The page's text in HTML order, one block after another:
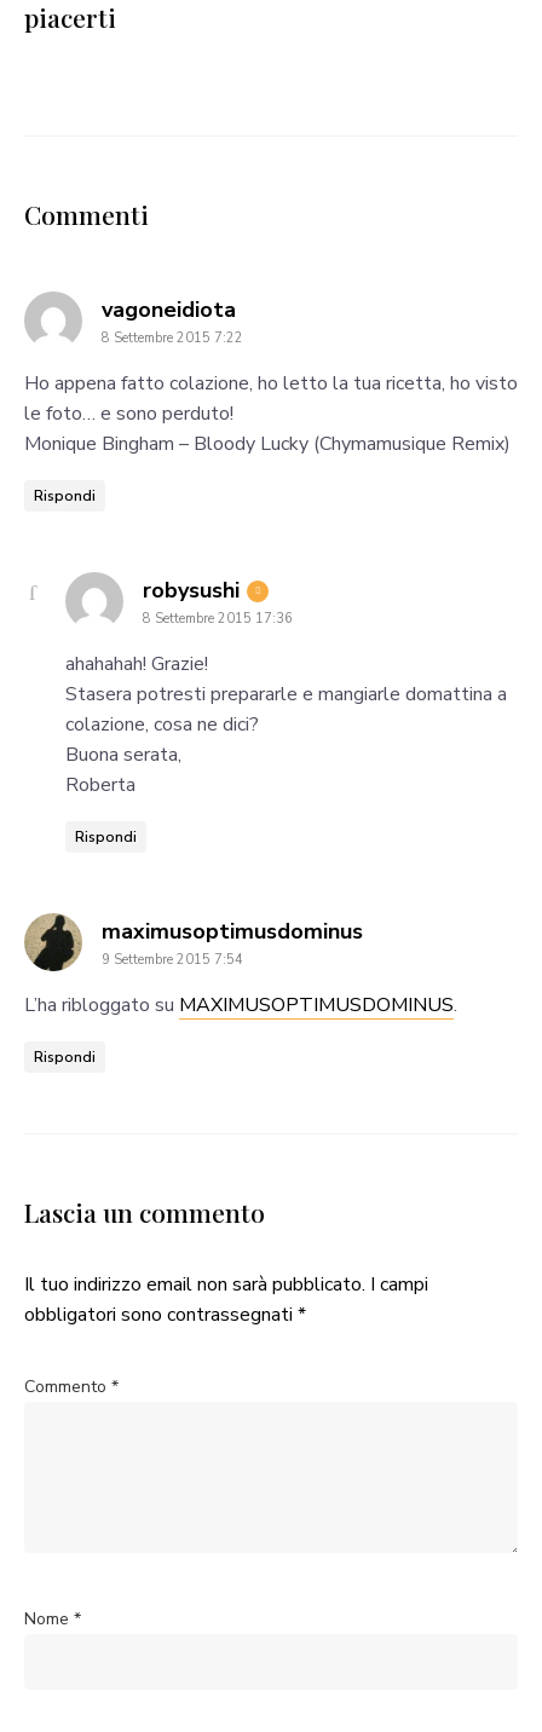
piacerti
Commenti
vagoneidiota
8 Settembre 2015 7:22
Ho appena fatto colazione, ho letto la tua ricetta, ho visto
le foto… e sono perduto!
Monique Bingham – Bloody Lucky (Chymamusique Remix)
Rispondi
robysushi says:
8 Settembre 2015 17:36
ahahahah! Grazie!
Stasera potresti prepararle e mangiarle domattina a
colazione, cosa ne dici?
Buona serata,
Roberta
Rispondi
maximusoptimusdominussays:
9 Settembre 2015 7:54
L’ha ribloggato su MAXIMUSOPTIMUSDOMINUS.
Rispondi
Lascia un commento
Il tuo indirizzo email non sarà pubblicato. I campi
obbligatori sono contrassegnati *
Commento *
Nome *